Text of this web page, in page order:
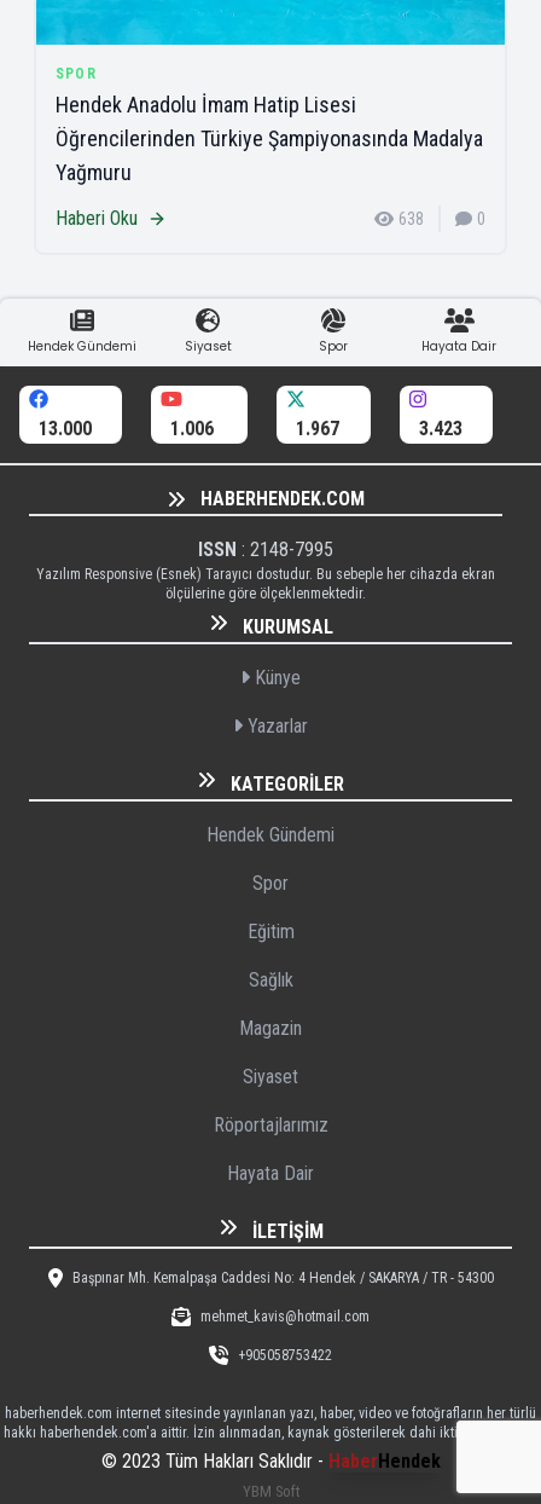
SPOR
Hendek Anadolu İmam Hatip Lisesi
Öğrencilerinden Türkiye Şampiyonasında Madalya
Yağmuru
Haberi Oku 638 0
Hendek Gündemi Siyaset Spor Hayata Dair
13.000 1.006 1.967 3.423
HABERHENDEK.COM
ISSN : 2148-7995
Yazılım Responsive (Esnek) Tarayıcı dostudur. Bu sebeple her cihazda ekran
ölçülerine göre ölçeklenmektedir.
KURUMSAL
Künye
Yazarlar
KATEGORILER
Hendek Gündemi
Spor
Eğitim
Sağlık
Magazin
Siyaset
Röportajlarımız
Hayata Dair
İLETIŞIM
Başpınar Mh. Kemalpaşa Caddesi No: 4 Hendek / SAKARYA / TR - 54300
mehmet_kavis@hotmail.com
+905058753422
haberhendek.com internet sitesinde yayınlanan yazı, haber, video ve fotoğrafların her türlü
hakkı haberhendek.com'a aittir. İzin alınmadan, kaynak gösterilerek dahi iktibas edilemez
© 2023 Tüm Hakları Saklıdır - HaberHendek
YBM Soft